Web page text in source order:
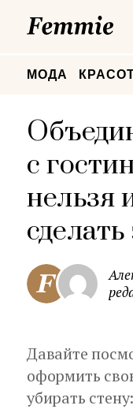
МОДА
с
нельзя
сделать
Давайте
оформить
убирать